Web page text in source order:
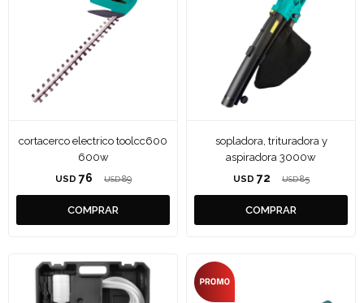
cortacerco electrico toolcc600
600w
USD 76 USD 89
sopladora, trituradora y
aspiradora 3000w
USD 72 USD 85